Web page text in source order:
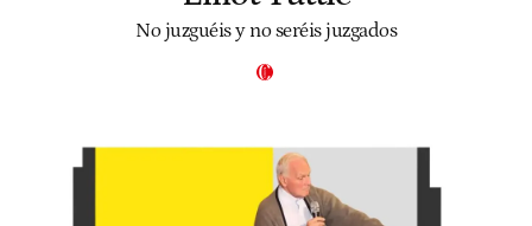
No juzguéis y no seréis juzgados